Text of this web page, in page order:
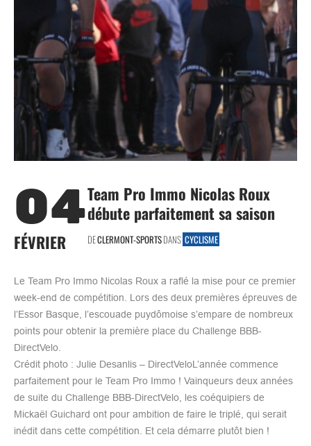
04
FÉVRIER
Team Pro Immo Nicolas Roux
débute parfaitement sa saison
DECLERMONT-SPORTSDANS CYCLISME
Le Team Pro Immo Nicolas Roux a raflé la mise pour ce premier
week-end de compétition. Lors des deux premières épreuves de
l’Essor Basque, l’escouade puydômoise s’empare de nombreux
points pour obtenir la première place du Challenge BBB-
DirectVelo.
Crédit photo : Julie Desanlis – DirectVeloL’année commence
parfaitement pour le Team Pro Immo ! Vainqueurs deux années
de suite du Challenge BBB-DirectVelo, les coéquipiers de
Mickaël Guichard ont pour ambition de faire le triplé, qui serait
inédit dans cette compétition. Et cela démarre plutôt bien !